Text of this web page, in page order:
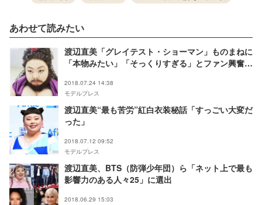
あわせて読みたい
渡辺直美「グレイテスト・ショーマン」ものまねに
「本物みたい」「そっくりすぎる」とファン興奮＜
2018.07.24 14:38
モデルプレス
渡辺直美“最も苦労”紅白衣装秘話「すっごい大変だ
った」
2018.07.12 09:52
モデルプレス
渡辺直美、BTS（防弾少年団）ら「ネット上で最も
影響力のある人々25」に選出
2018.06.29 15:03